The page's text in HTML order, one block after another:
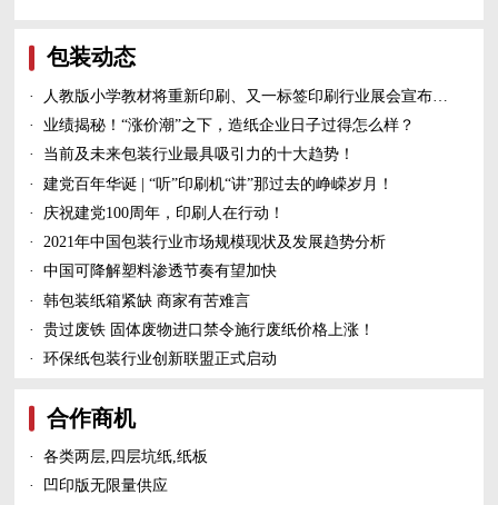
包装动态
·
人教版小学教材将重新印刷、又一标签印刷行业展会宣布延期、5家造纸及包装印刷富豪上榜新财富500富人榜......
·
业绩揭秘！“涨价潮”之下，造纸企业日子过得怎么样？
·
当前及未来包装行业最具吸引力的十大趋势！
·
建党百年华诞 | “听”印刷机“讲”那过去的峥嵘岁月！
·
庆祝建党100周年，印刷人在行动！
·
2021年中国包装行业市场规模现状及发展趋势分析
·
中国可降解塑料渗透节奏有望加快
·
韩包装纸箱紧缺 商家有苦难言
·
贵过废铁 固体废物进口禁令施行废纸价格上涨！
·
环保纸包装行业创新联盟正式启动
合作商机
·
各类两层,四层坑纸,纸板
·
凹印版无限量供应